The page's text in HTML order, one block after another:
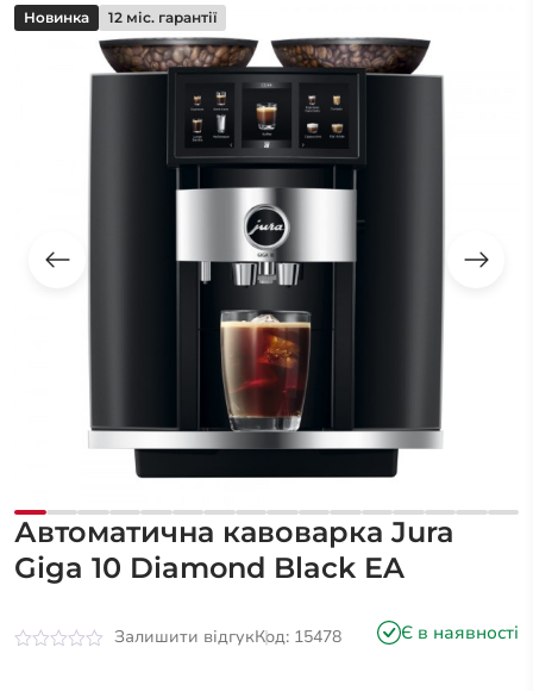
Новинка 12 міс. гарантії
Автоматична кавоварка Jura
Giga 10 Diamond Black EA
Залишити відгукКод: 15478 Є в наявності